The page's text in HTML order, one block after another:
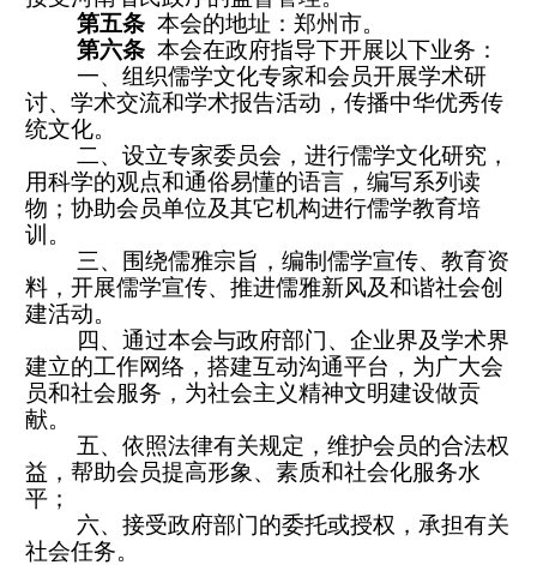
第五条 本会的地址：郑州市。
第六条 本会在政府指导下开展以下业务：
一、组织儒学文化专家和会员开展学术研
讨、学术交流和学术报告活动，传播中华优秀传
统文化。
二、设立专家委员会，进行儒学文化研究，
用科学的观点和通俗易懂的语言，编写系列读
物；协助会员单位及其它机构进行儒学教育培
训。
三、围绕儒雅宗旨，编制儒学宣传、教育资
料，开展儒学宣传、推进儒雅新风及和谐社会创
建活动。
四、通过本会与政府部门、企业界及学术界
建立的工作网络，搭建互动沟通平台，为广大会
员和社会服务，为社会主义精神文明建设做贡
献。
五、依照法律有关规定，维护会员的合法权
益，帮助会员提高形象、素质和社会化服务水
平；
六、接受政府部门的委托或授权，承担有关
社会任务。